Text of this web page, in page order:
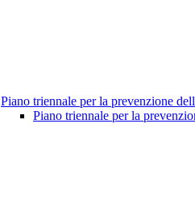
Piano triennale per la prevenzione
Piano triennale per la